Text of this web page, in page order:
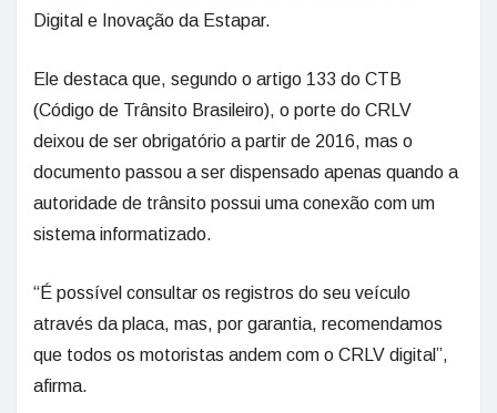
Digital e Inovação da Estapar.
Ele destaca que, segundo o artigo 133 do CTB
(Código de Trânsito Brasileiro), o porte do CRLV
deixou de ser obrigatório a partir de 2016, mas o
documento passou a ser dispensado apenas quando a
autoridade de trânsito possui uma conexão com um
sistema informatizado.
“É possível consultar os registros do seu veículo
através da placa, mas, por garantia, recomendamos
que todos os motoristas andem com o CRLV digital”,
afirma.